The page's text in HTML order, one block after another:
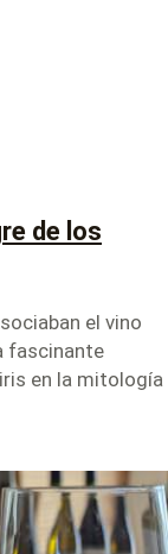
de los
el vino
fascinante
en la mitología